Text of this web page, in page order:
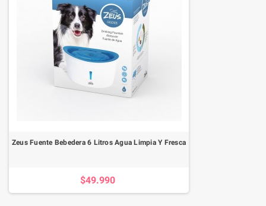
Zeus Fuente Bebedera 6 Litros Agua Limpia Y Fresca
$49.990